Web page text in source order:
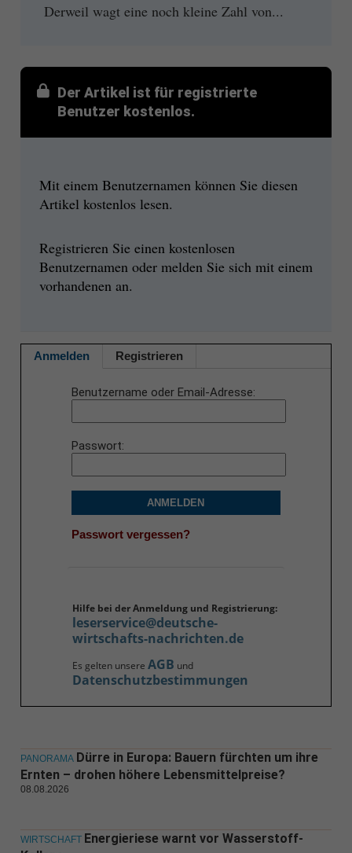
Derweil wagt eine noch kleine Zahl von...
Der Artikel ist für registrierte
Benutzer kostenlos.
Mit einem Benutzernamen können Sie diesen
Artikel kostenlos lesen.
Registrieren Sie einen kostenlosen
Benutzernamen oder melden Sie sich mit einem
vorhandenen an.
Anmelden Registrieren
Benutzername oder Email-Adresse
Passwort
ANMELDEN
Passwort vergessen?
Hilfe bei der Anmeldung und Registrierung:
leserservice@deutsche-
wirtschafts-nachrichten.de
Es gelten unsere AGB und
Datenschutzbestimmungen
PANORAMA Dürre in Europa: Bauern fürchten um ihre
Ernten – drohen höhere Lebensmittelpreise?
08.08.2026
WIRTSCHAFT Energieriese warnt vor Wasserstoff-